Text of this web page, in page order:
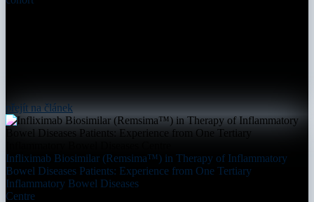
přejít na článek
Infliximab Biosimilar (Remsima™) in Therapy of Inflammatory
Bowel Diseases Patients: Experience from One Tertiary
Inflammatory Bowel Diseases
Centre